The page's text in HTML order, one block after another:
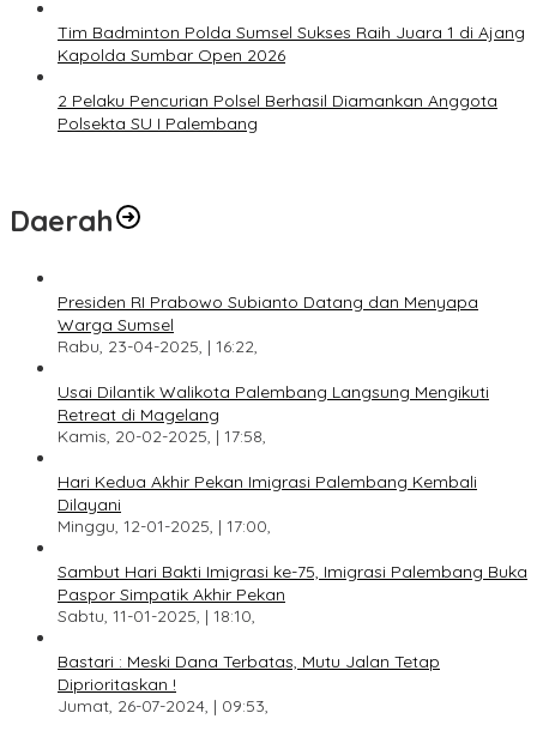
Tim Badminton Polda Sumsel Sukses Raih Juara 1 di Ajang
Kapolda Sumbar Open 2026
2 Pelaku Pencurian Polsel Berhasil Diamankan Anggota
Polsekta SU I Palembang
Daerah
Presiden RI Prabowo Subianto Datang dan Menyapa
Warga Sumsel
Rabu, 23-04-2025, | 16:22,
Usai Dilantik Walikota Palembang Langsung Mengikuti
Retreat di Magelang
Kamis, 20-02-2025, | 17:58,
Hari Kedua Akhir Pekan Imigrasi Palembang Kembali
Dilayani
Minggu, 12-01-2025, | 17:00,
Sambut Hari Bakti Imigrasi ke-75, Imigrasi Palembang Buka
Paspor Simpatik Akhir Pekan
Sabtu, 11-01-2025, | 18:10,
Bastari : Meski Dana Terbatas, Mutu Jalan Tetap
Diprioritaskan !
Jumat, 26-07-2024, | 09:53,